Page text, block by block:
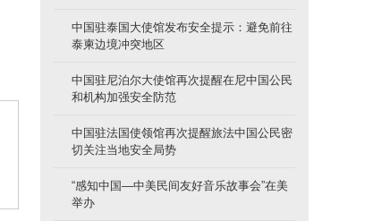
中国驻泰国大使馆发布安全提示：避免前往
泰柬边境冲突地区
中国驻尼泊尔大使馆再次提醒在尼中国公民
和机构加强安全防范
中国驻法国使领馆再次提醒旅法中国公民密
切关注当地安全局势
“感知中国—中美民间友好音乐故事会”在美
举办